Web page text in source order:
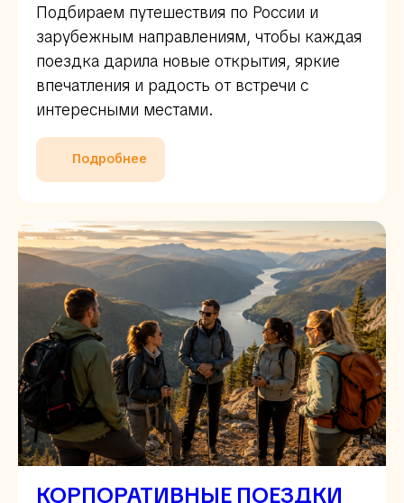
Подбираем путешествия по России и
зарубежным направлениям, чтобы каждая
поездка дарила новые открытия, яркие
впечатления и радость от встречи с
интересными местами.
Подробнее
КОРПОРАТИВНЫЕ ПОЕЗДКИ